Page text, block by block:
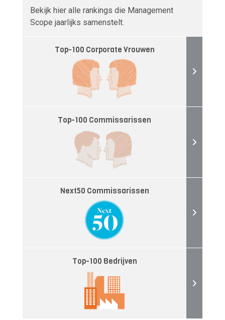
Bekijk hier alle rankings die Management
Scope jaarlijks samenstelt.
Top-100 Corporate Vrouwen
Top-100 Commissarissen
Next50 Commissarissen
Top-100 Bedrijven